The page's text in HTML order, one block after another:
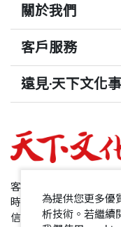
關於我們
客戶服務
遠見‧天下文化
哈佛商業評論
領導影響力學院
客服專線：+886 2 2662-
時間：週一~週五
信箱：
為提供您更多優
析技術。若繼續